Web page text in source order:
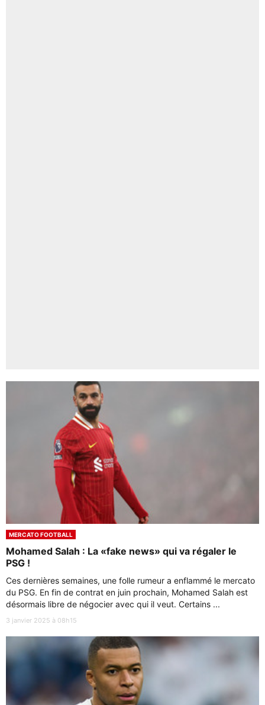
MERCATO FOOTBALL
Mohamed Salah : La «fake news» qui va régaler le
PSG !
Ces dernières semaines, une folle rumeur a enflammé le mercato
du PSG. En fin de contrat en juin prochain, Mohamed Salah est
désormais libre de négocier avec qui il veut. Certains ...
3 janvier 2025 à 08h15